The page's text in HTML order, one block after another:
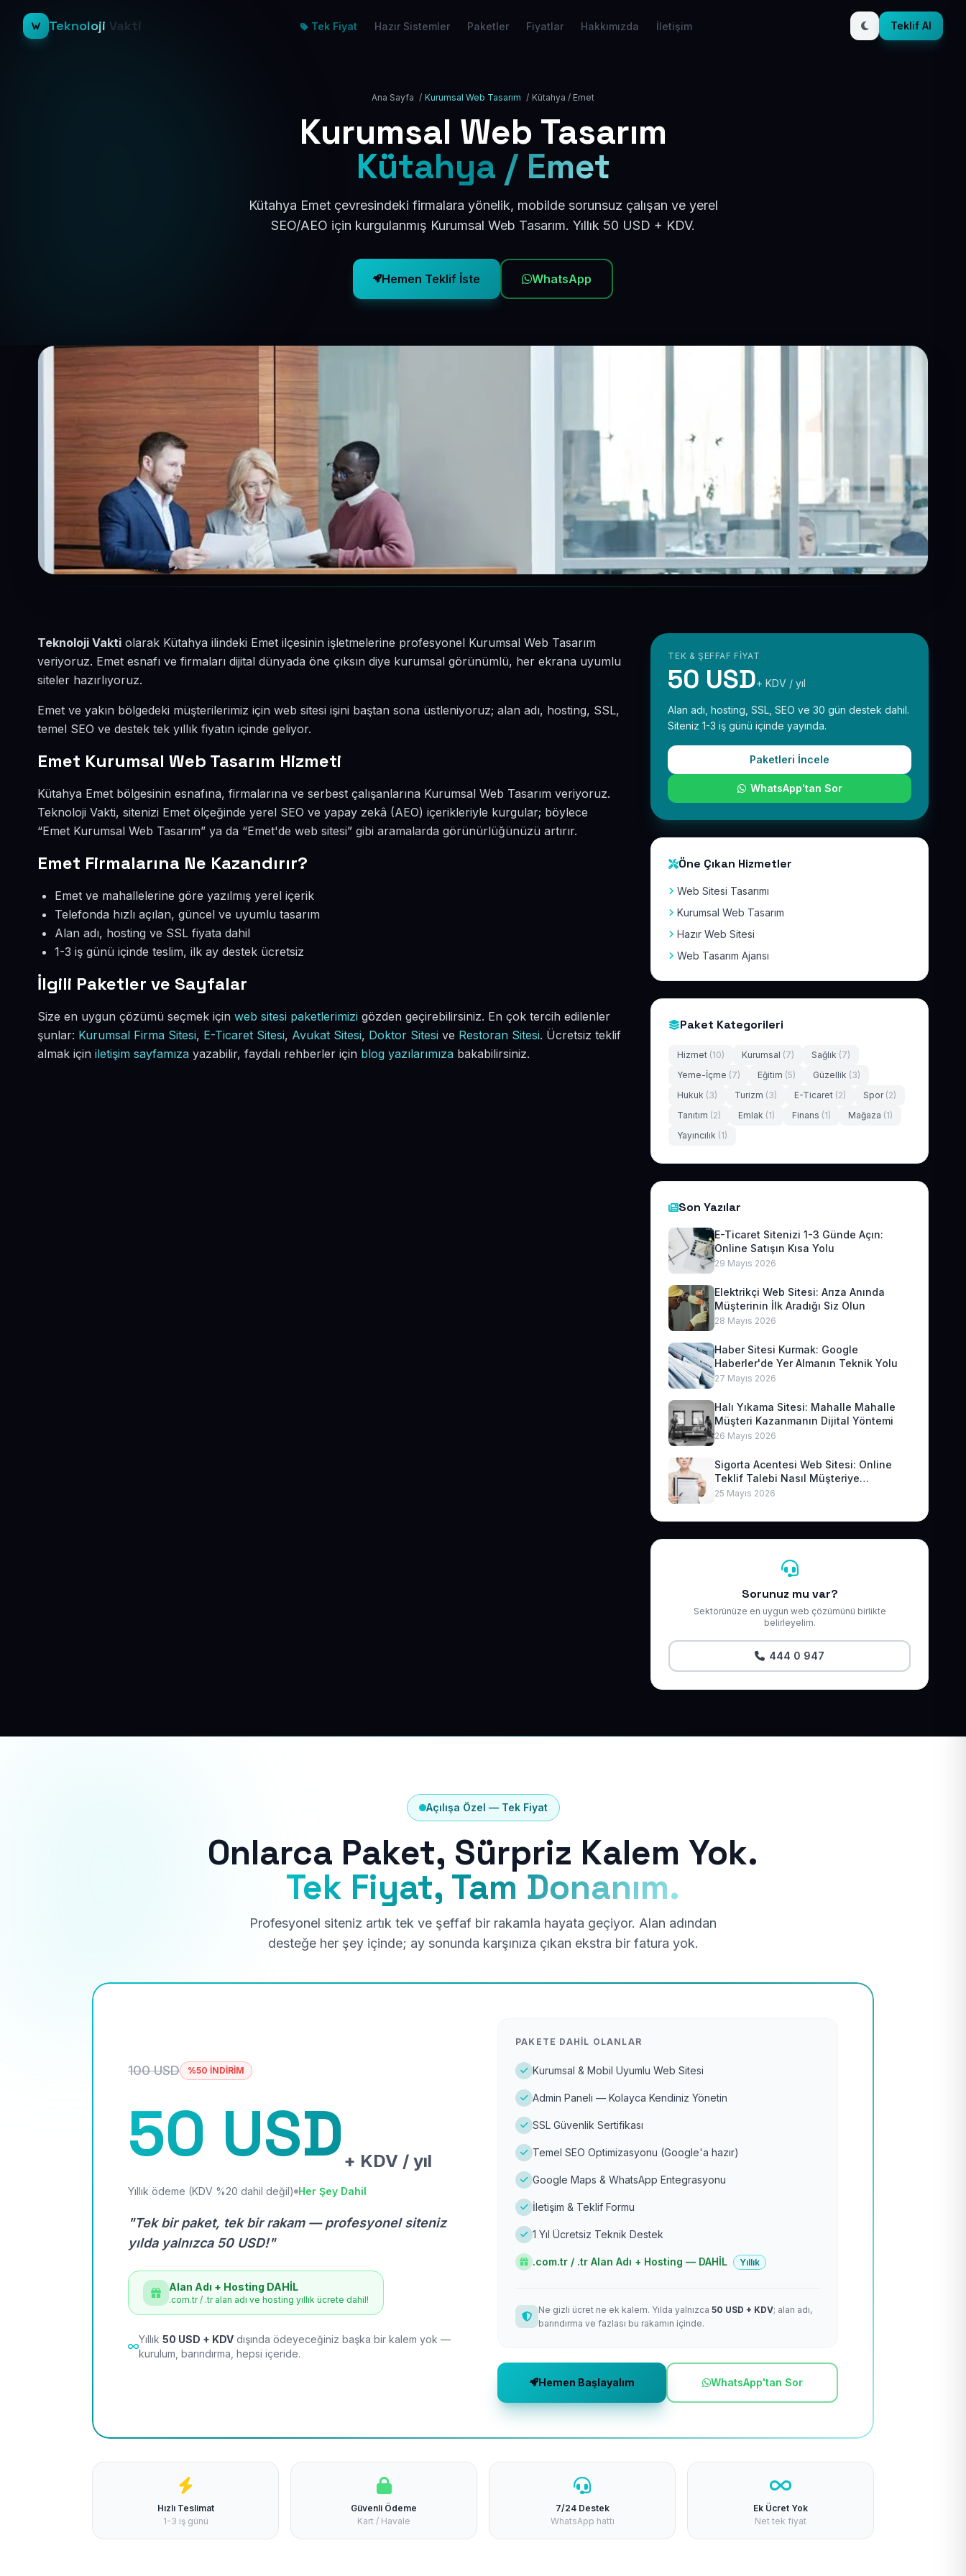
Teknoloji Vakti Tek Fiyat Hazır Sistemler Paketler Fiyatlar Hakkımızda İletişim Teklif Al
Ana Sayfa / Kurumsal Web Tasarım / Kütahya / Emet
Kurumsal Web Tasarım
Kütahya / Emet
Kütahya Emet çevresindeki firmalara yönelik, mobilde sorunsuz çalışan ve yerel
SEO/AEO için kurgulanmış Kurumsal Web Tasarım. Yıllık 50 USD + KDV.
Hemen Teklif İste WhatsApp
Teknoloji Vakti olarak Kütahya ilindeki Emet ilçesinin işletmelerine profesyonel Kurumsal Web Tasarım
veriyoruz. Emet esnafı ve firmaları dijital dünyada öne çıksın diye kurumsal görünümlü, her ekrana uyumlu
siteler hazırlıyoruz.
Emet ve yakın bölgedeki müşterilerimiz için web sitesi işini baştan sona üstleniyoruz; alan adı, hosting, SSL,
temel SEO ve destek tek yıllık fiyatın içinde geliyor.
Emet Kurumsal Web Tasarım Hizmeti
Kütahya Emet bölgesinin esnafına, firmalarına ve serbest çalışanlarına Kurumsal Web Tasarım veriyoruz.
Teknoloji Vakti, sitenizi Emet ölçeğinde yerel SEO ve yapay zekâ (AEO) içerikleriyle kurgular; böylece
“Emet Kurumsal Web Tasarım” ya da “Emet'de web sitesi” gibi aramalarda görünürlüğünüzü artırır.
Emet Firmalarına Ne Kazandırır?
Emet ve mahallelerine göre yazılmış yerel içerik
Telefonda hızlı açılan, güncel ve uyumlu tasarım
Alan adı, hosting ve SSL fiyata dahil
1-3 iş günü içinde teslim, ilk ay destek ücretsiz
İlgili Paketler ve Sayfalar
Size en uygun çözümü seçmek için web sitesi paketlerimizi gözden geçirebilirsiniz. En çok tercih edilenler
şunlar: Kurumsal Firma Sitesi, E-Ticaret Sitesi, Avukat Sitesi, Doktor Sitesi ve Restoran Sitesi. Ücretsiz teklif
almak için iletişim sayfamıza yazabilir, faydalı rehberler için blog yazılarımıza bakabilirsiniz.
TEK & ŞEFFAF FIYAT
50 USD+ KDV / yıl
Alan adı, hosting, SSL, SEO ve 30 gün destek dahil.
Siteniz 1-3 iş günü içinde yayında.
Paketleri İncele
WhatsApp'tan Sor
Öne Çıkan Hizmetler
Web Sitesi Tasarımı
Kurumsal Web Tasarım
Hazır Web Sitesi
Web Tasarım Ajansı
Paket Kategorileri
Hizmet (10) Kurumsal (7) Sağlık (7)
Yeme-İçme (7) Eğitim (5) Güzellik (3)
Hukuk (3) Turizm (3) E-Ticaret (2) Spor (2)
Tanıtım (2) Emlak (1) Finans (1) Mağaza (1)
Yayıncılık (1)
Son Yazılar
E-Ticaret Sitenizi 1-3 Günde Açın:
Online Satışın Kısa Yolu
29 Mayıs 2026
Elektrikçi Web Sitesi: Arıza Anında
Müşterinin İlk Aradığı Siz Olun
28 Mayıs 2026
Haber Sitesi Kurmak: Google
Haberler'de Yer Almanın Teknik Yolu
27 Mayıs 2026
Halı Yıkama Sitesi: Mahalle Mahalle
Müşteri Kazanmanın Dijital Yöntemi
26 Mayıs 2026
Sigorta Acentesi Web Sitesi: Online
Teklif Talebi Nasıl Müşteriye
Dönüşür?
25 Mayıs 2026
Sorunuz mu var?
Sektörünüze en uygun web çözümünü birlikte
belirleyelim.
444 0 947
Açılışa Özel — Tek Fiyat
Onlarca Paket, Sürpriz Kalem Yok.
Tek Fiyat, Tam Donanım.
Profesyonel siteniz artık tek ve şeffaf bir rakamla hayata geçiyor. Alan adından
desteğe her şey içinde; ay sonunda karşınıza çıkan ekstra bir fatura yok.
100 USD %50 İNDİRİM
50 USD+ KDV / yıl
Yıllık ödeme (KDV %20 dahil değil) Her Şey Dahil
"Tek bir paket, tek bir rakam — profesyonel siteniz
yılda yalnızca 50 USD!"
Alan Adı + Hosting DAHİL
.com.tr / .tr alan adı ve hosting yıllık ücrete dahil!
Yıllık 50 USD + KDV dışında ödeyeceğiniz başka bir kalem yok —
kurulum, barındırma, hepsi içeride.
PAKETE DAHIL OLANLAR
Kurumsal & Mobil Uyumlu Web Sitesi
Admin Paneli — Kolayca Kendiniz Yönetin
SSL Güvenlik Sertifikası
Temel SEO Optimizasyonu (Google'a hazır)
Google Maps & WhatsApp Entegrasyonu
İletişim & Teklif Formu
1 Yıl Ücretsiz Teknik Destek
.com.tr / .tr Alan Adı + Hosting — DAHİL Yıllık
Ne gizli ücret ne ek kalem. Yılda yalnızca 50 USD + KDV; alan adı,
barındırma ve fazlası bu rakamın içinde.
Hemen Başlayalım WhatsApp'tan Sor
Hızlı Teslimat
1-3 iş günü
Güvenli Ödeme
Kart / Havale
7/24 Destek
WhatsApp hattı
Ek Ücret Yok
Net tek fiyat